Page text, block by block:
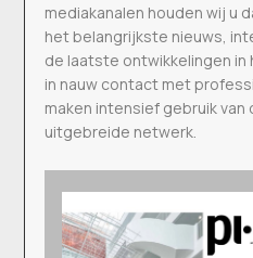
mediakanalen houden wij u
het belangrijkste nieuws,
de laatste ontwikkelingen in
in nauw contact met
maken intensief gebruik van
uitgebreide netwerk.